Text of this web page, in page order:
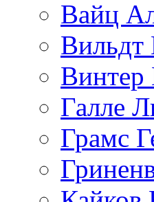
Вайц
Винтер
Галле
Грамс